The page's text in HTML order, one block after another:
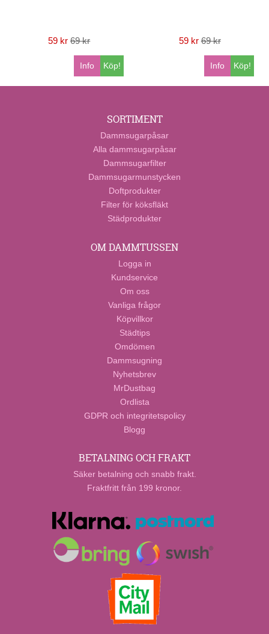
59 kr 69 kr
Köp!
Info
59 kr 69 kr
Köp!
Info
SORTIMENT
Dammsugarpåsar
Alla dammsugarpåsar
Dammsugarfilter
Dammsugarmunstycken
Doftprodukter
Filter för köksfläkt
Städprodukter
OM DAMMTUSSEN
Logga in
Kundservice
Om oss
Vanliga frågor
Köpvillkor
Städtips
Omdömen
Dammsugning
Nyhetsbrev
MrDustbag
Ordlista
GDPR och integritetspolicy
Blogg
BETALNING OCH FRAKT
Säker betalning och snabb frakt.
Fraktfritt från 199 kronor.